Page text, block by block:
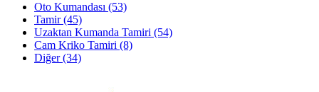
Oto Kumandası (53)
Tamir(45)
Uzaktan Kumanda Tamiri (54)
Cam Kriko Tamiri (8)
Diğer(34)